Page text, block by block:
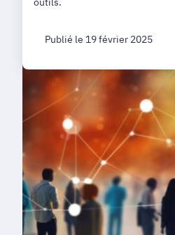
Publié le 19 février 2025